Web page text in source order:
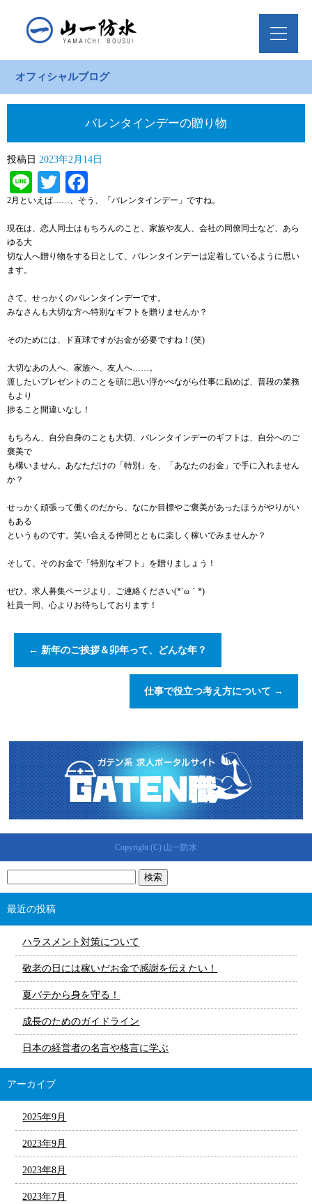
オフィシャルブログ
バレンタインデーの贈り物
投稿日 2023年2月14日
LineTwitter
2月といえば……、そう、「バレンタインデー」ですね。
現在は、恋人同士はもちろんのこと、家族や友人、会社の同僚同士など、あら
ゆる大
切な人へ贈り物をする日として、バレンタインデーは定着しているように思い
ます。
さて、せっかくのバレンタインデーです。
みなさんも大切な方へ特別なギフトを贈りませんか？
そのためには、ド直球ですがお金が必要ですね！(笑)
大切なあの人へ、家族へ、友人へ……。
渡したいプレゼントのことを頭に思い浮かべながら仕事に励めば、普段の業務
もより
捗ること間違いなし！
もちろん、自分自身のことも大切、バレンタインデーのギフトは、自分へのご
褒美で
も構いません。あなただけの「特別」を、「あなたのお金」で手に入れません
か？
せっかく頑張って働くのだから、なにか目標やご褒美があったほうがやりがい
もある
というものです。笑い合える仲間とともに楽しく稼いでみませんか？
そして、そのお金で「特別なギフト」を贈りましょう！
ぜひ、求人募集ページより、ご連絡ください(*´ω｀*)
社員一同、心よりお待ちしております！
← 新年のご挨拶＆卯年って、どんな年？
仕事で役立つ考え方について →
Copyright (C) 山一防水
最近の投稿
ハラスメント対策について
敬老の日には稼いだお金で感謝を伝えたい！
夏バテから身を守る！
成長のためのガイドライン
日本の経営者の名言や格言に学ぶ
アーカイブ
2025年9月
2023年9月
2023年8月
2023年7月